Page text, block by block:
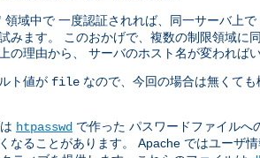
領域中で 一度認証されれば、同一サーバ上で
みます。 このおかげで、複数の制限領域
の理由から、 サーバのホスト名が変われば
ト値が file なので、今回の場合は無くても
htpasswd で作った パスワードファイルへ
なることがあります。 Apache ではユーザ